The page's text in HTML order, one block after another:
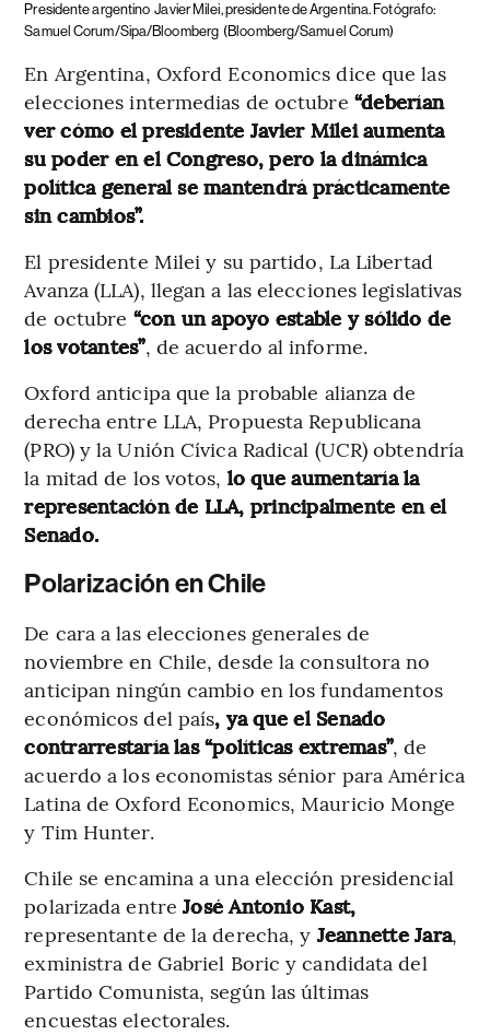
Presidente argentino Javier Milei, presidente de Argentina. Fotógrafo:
Samuel Corum/Sipa/Bloomberg (Bloomberg/Samuel Corum)
En Argentina, Oxford Economics dice que las
elecciones intermedias de octubre “deberían
ver cómo el presidente Javier Milei aumenta
su poder en el Congreso, pero la dinámica
política general se mantendrá prácticamente
sin cambios”.
El presidente Milei y su partido, La Libertad
Avanza (LLA), llegan a las elecciones legislativas
de octubre “con un apoyo estable y sólido de
los votantes”, de acuerdo al informe.
Oxford anticipa que la probable alianza de
derecha entre LLA, Propuesta Republicana
(PRO) y la Unión Cívica Radical (UCR) obtendría
la mitad de los votos, lo que aumentaría la
representación de LLA, principalmente en el
Senado.
Polarización en Chile
De cara a las elecciones generales de
noviembre en Chile, desde la consultora no
anticipan ningún cambio en los fundamentos
económicos del país, ya que el Senado
contrarrestaría las “políticas extremas”, de
acuerdo a los economistas sénior para América
Latina de Oxford Economics, Mauricio Monge
y Tim Hunter.
Chile se encamina a una elección presidencial
polarizada entreJosé Antonio Kast,
representante de la derecha, y Jeannette Jara,
exministra de Gabriel Boric y candidata del
Partido Comunista, según las últimas
encuestas electorales.